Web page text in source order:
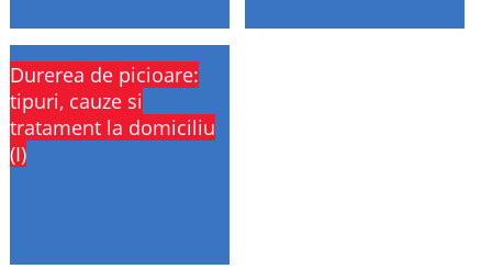
Durerea de picioare:
tipuri, cauze si
tratament la domiciliu
(I)